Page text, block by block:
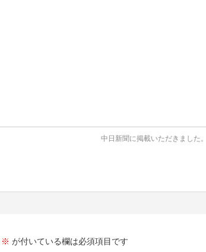
中日新聞に掲載いただきました。
※ が付いている欄は必須項目です